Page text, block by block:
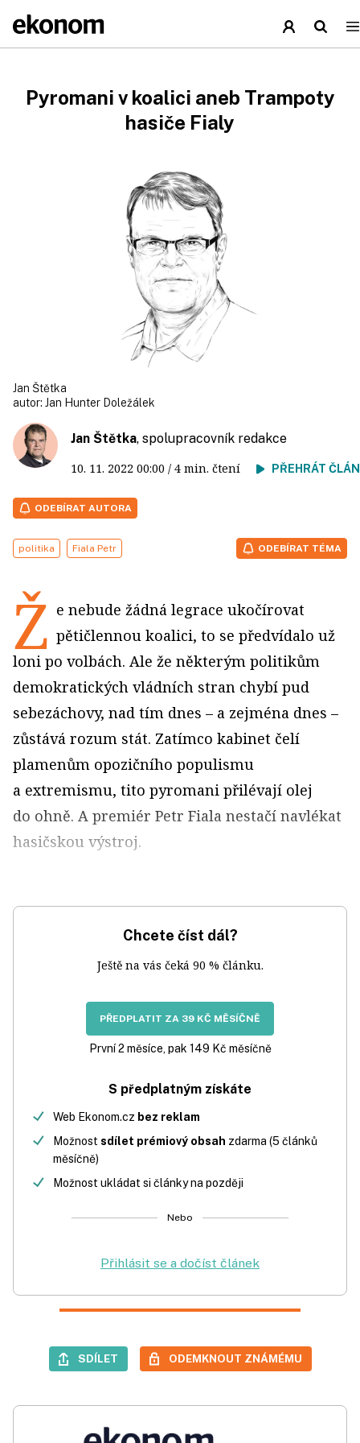
Pyromani v koalici aneb Trampoty
hasiče Fialy
Jan Štětka
autor: Jan Hunter Doležálek
Jan Štětka, spolupracovník redakce
10. 11. 2022 00:00 / 4 min. čtení PŘEHRÁT
ODEBÍRAT AUTORA
politika Fiala Petr ODEBÍRAT TÉMA
Ž e nebude žádná legrace ukočírovat
pětičlennou koalici, to se předvídalo už
loni po volbách. Ale že některým politikům
demokratických vládních stran chybí pud
sebezáchovy, nad tím dnes – a zejména dnes –
zůstává rozum stát. Zatímco kabinet čelí
plamenům opozičního populismu
a extremismu, tito pyromani přilévají olej
do ohně. A premiér Petr Fiala nestačí navlékat
hasičskou výstroj.
Chcete číst dál?
Ještě na vás čeká 90 % článku.
PŘEDPLATIT ZA 39 KČ MĚSÍČNĚ
První 2 měsíce, pak 149 Kč měsíčně
S předplatným získáte
Web Ekonom.cz bez reklam
Možnost sdílet prémiový obsah zdarma (5 článků
měsíčně)
Možnost ukládat si články na později
Nebo
Přihlásit se a dočíst článek
SDÍLET ODEMKNOUT ZNÁMÉMU